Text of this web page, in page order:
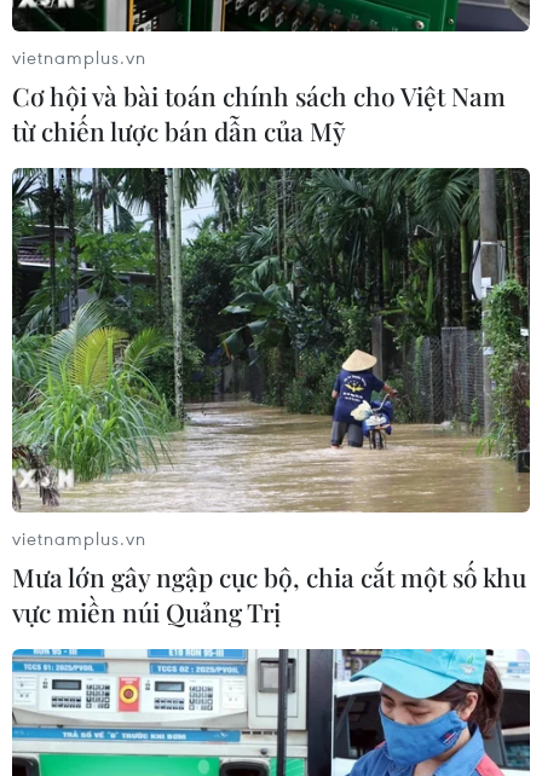
vietnamplus.vn
Cơ hội và bài toán chính sách cho Việt Nam
từ chiến lược bán dẫn của Mỹ
vietnamplus.vn
Mưa lớn gây ngập cục bộ, chia cắt một số khu
vực miền núi Quảng Trị